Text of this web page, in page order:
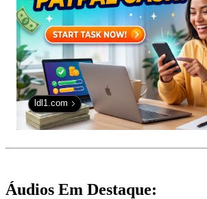
ldl1.com
Áudios Em Destaque: